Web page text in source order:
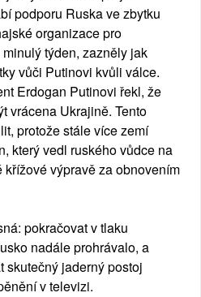
podporu Ruska ve zbytku
organizace pro
týden, zazněly jak
vůči Putinovi kvůli válce.
Erdogan Putinovi řekl, že
vrácena Ukrajině. Tento
protože stále více zemí
který vedl ruského vůdce na
výpravě za obnovením
pokračovat v tlaku
nadále prohrávalo, a
skutečný jaderný postoj
v televizi.